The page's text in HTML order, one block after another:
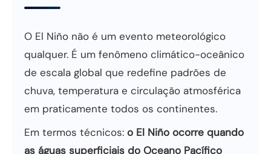
O El Niño não é um evento meteorológico
qualquer. É um fenômeno climático-oceânico
de escala global que redefine padrões de
chuva, temperatura e circulação atmosférica
em praticamente todos os continentes.
Em termos técnicos: o El Niño ocorre quando
as águas superficiais do Oceano Pacífico